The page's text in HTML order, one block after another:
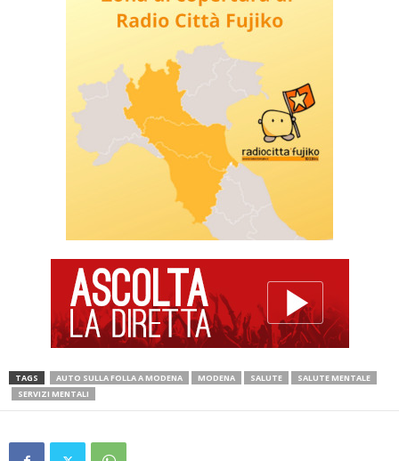
TAGS AUTO SULLA FOLLA A MODENA MODENA SALUTE
SALUTE MENTALE
SERVIZI MENTALI